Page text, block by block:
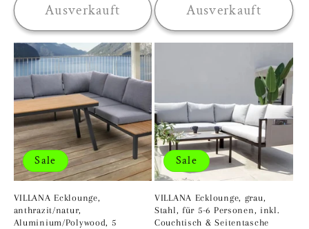
Ausverkauft Ausverkauft
Sale
VILLANA Ecklounge,
anthrazit/natur,
Aluminium/Polywood, 5
Sale
VILLANA Ecklounge, grau,
Stahl, für 5-6 Personen, inkl.
Couchtisch & Seitentasche